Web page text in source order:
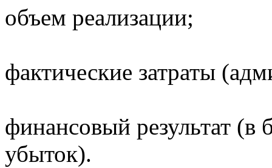
объем реализации;
фактические затраты
финансовый результат
убыток).